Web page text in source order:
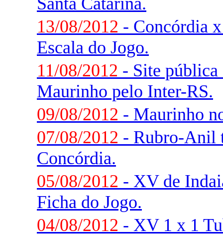
13/08/2012 - Concórdia
Escala do Jogo.
11/08/2012 - Site pública
Maurinho pelo Inter-RS.
09/08/2012 - Maurinho
07/08/2012 - Rubro-Anil
Concórdia.
05/08/2012 - XV de
Ficha do Jogo.
04/08/2012 - XV 1 x 1